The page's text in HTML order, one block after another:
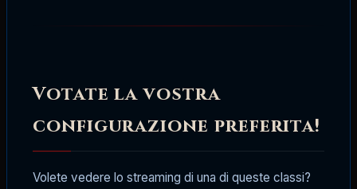
Votate la vostra
configurazione preferita!
Volete vedere lo streaming di una di queste classi?